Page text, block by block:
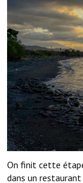
On finit cette
dans un